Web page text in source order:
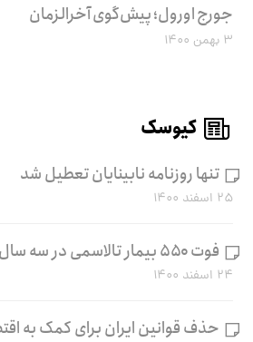
جورج اورول؛ پیش‌گوی آخرالزمان
۳ بهمن ۱۴۰۰
کیوسک
تنها روزنامه نابینایان تعطیل شد
۲۵ اسفند ۱۴۰۰
فوت ۵۵۰ بیمار تالاسمی در سه سال اخیر
۲۴ اسفند ۱۴۰۰
حذف قوانین ایران برای کمک به